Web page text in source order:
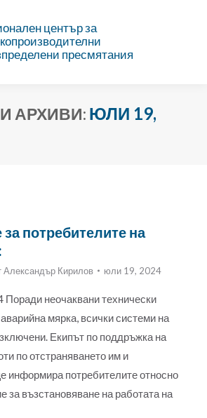
център за
пресмятания
АРХИВИ: ЮЛИ 19,
потребителите на
Александър Кирилов юли 19, 2024
неочаквани технически
мярка, всички системи на
Екипът по поддръжка на
по отстраняването им и
информира потребителите относно
за възстановяване на работата на